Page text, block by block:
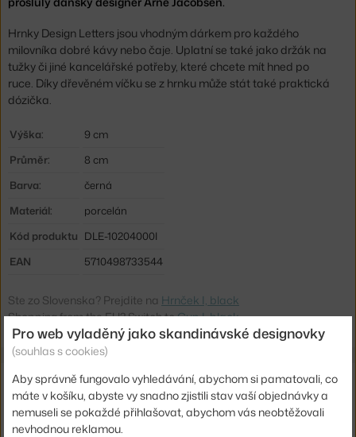
Hrnky Design Letters jsou vhodným dárkem pro každého
milovníka dobré kávy nebo čaje. Uplatní se také jako držák na
tužky či jiné kancelářské potřeby, které chcete mít hned po
ruce. Díky dřevěném víčku se z hrnku může stát také praktická
dózička.
Výška:
9 cm
Průměr:
8 cm
Barva:
černá
Materiál:
porcelán
Kód produktu DLE-10204000I
EAN
5710498733544
Ste zo Slovenska? Prejdite na Hrnček I, black
Shopping from the EU? Switch toCup I, black
Související produkty
TALÍŘ Z, WHITE
DESIGN LETTERS
Pro web vyladěný jako skandinávské designovky
(souhlas s cookies)
Aby správně fungovalo vyhledávání, abychom si pamatovali, co
máte v košíku, abyste vy snadno zjistili stav vaší objednávky a
nemuseli se pokaždé přihlašovat, abychom vás neobtěžovali
nevhodnou reklamou.